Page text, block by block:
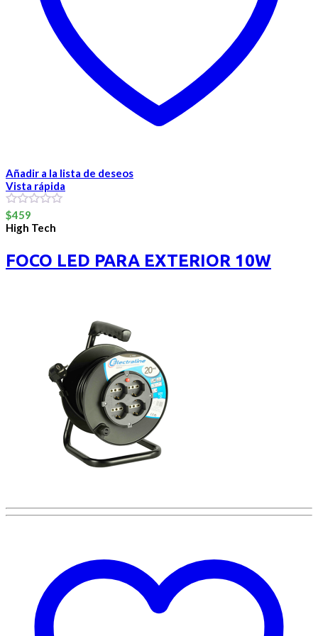
Añadir a la lista de deseos
Vista rápida
0
out
of
$459
High Tech
FOCO LED PARA EXTERIOR 10W